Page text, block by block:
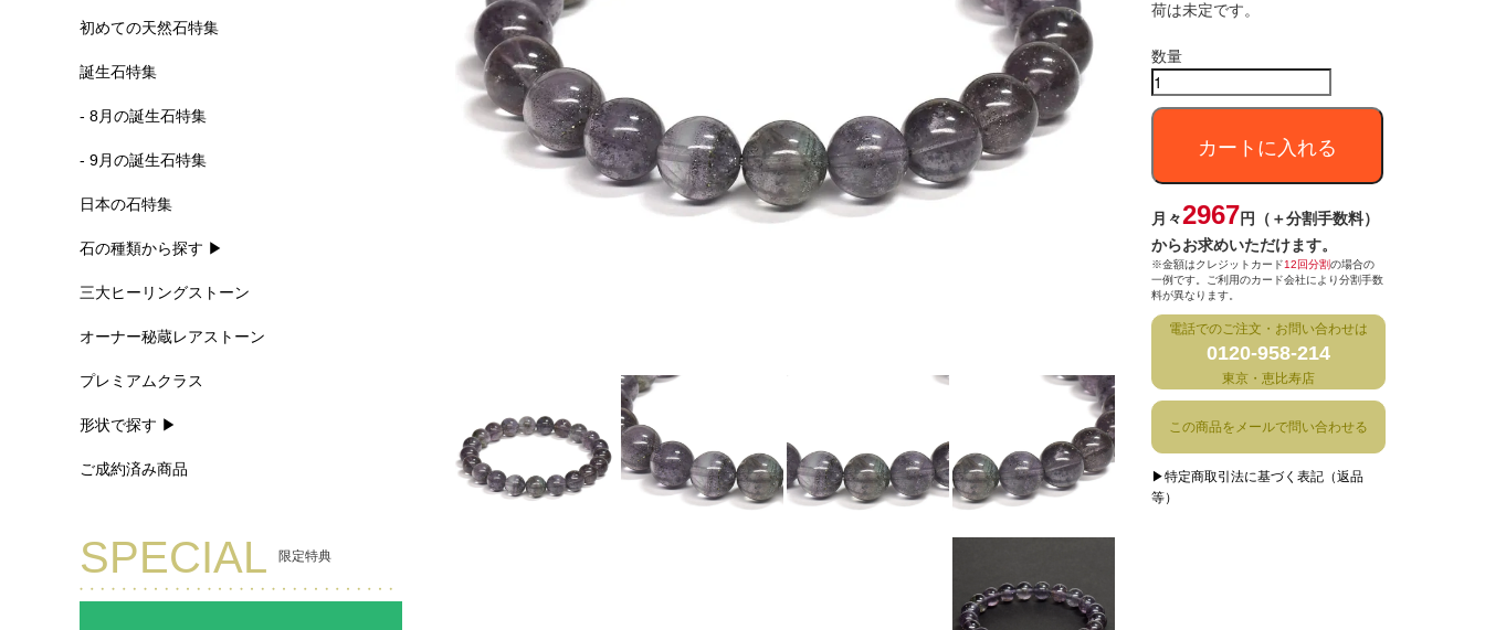
初めての天然石特集
誕生石特集
- 8月の誕生石特集
- 9月の誕生石特集
日本の石特集
石の種類から探す ▶
三大ヒーリングストーン
オーナー秘蔵レアストーン
プレミアムクラス
形状で探す ▶
ご成約済み商品
SPECIAL 限定特典
荷は未定です。
数量
カートに入れる
月々2967円（＋分割手数料）
からお求めいただけます。
※金額はクレジットカード12回分割の場合の
一例です。ご利用のカード会社により分割手数
料が異なります。
電話でのご注文・お問い合わせは
0120-958-214
東京・恵比寿店
この商品をメールで問い合わせる
▶特定商取引法に基づく表記（返品
等）